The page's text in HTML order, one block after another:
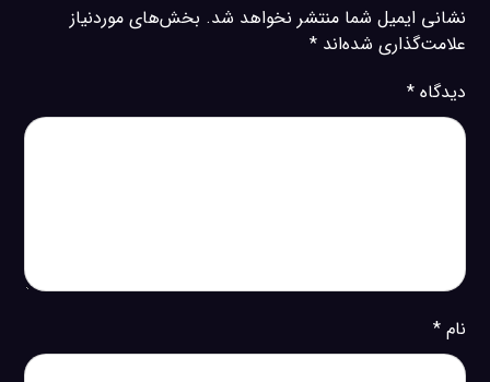
نشانی ایمیل شما منتشر نخواهد شد. بخش‌های موردنیاز
علامت‌گذاری شده‌اند*
دیدگاه*
نام*